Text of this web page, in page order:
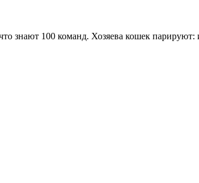
знают 100 команд. Хозяева кошек